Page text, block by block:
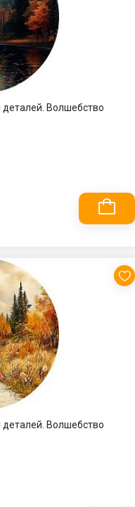
Волшебство
Волшебство